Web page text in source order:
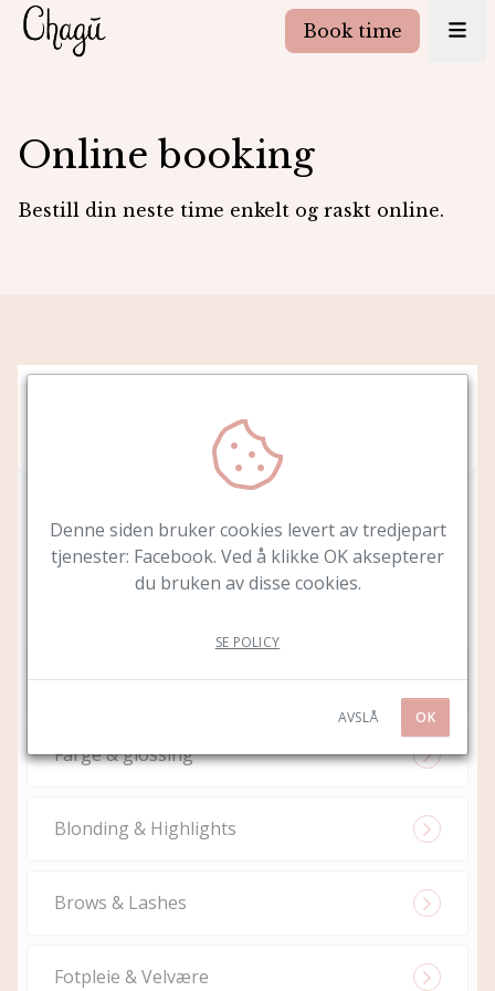
Book time
Online booking
Bestill din neste time enkelt og raskt online.